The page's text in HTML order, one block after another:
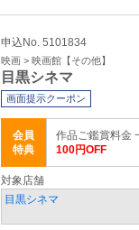
申込No. 5101834
映画 > 映画館【その他】
目黒シネマ
画面提示クーポン
会員
特典
作品ご鑑賞料金
100円OFF
対象店舗
目黒シネマ